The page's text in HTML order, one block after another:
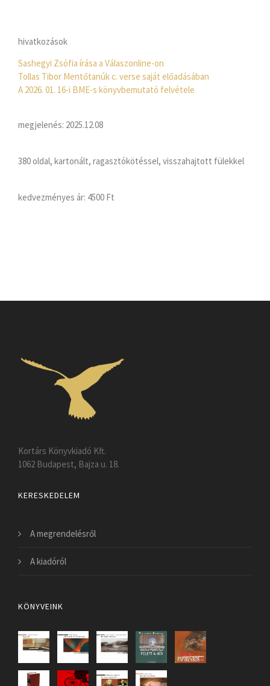
hivatkozások
Sashegyi Zsófia írása a Válaszonline-on
Tollas Tibor Mentőtanúk c. verse saját előadásában
A 2026. 01. 16-i BME-s könyvbemutató felvétele
megjelenés: 2025.12.08
380 oldal, kartonált, ragasztókötéssel, visszahajtott fülekkel
kedvezményes ár: 4500 Ft
Kortárs Könyvkiadó Kft.
1062 Budapest, Bajza u. 18.
KERESKEDELEM
A megrendelésről
A kiadóról
KÖNYVEINK